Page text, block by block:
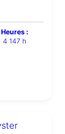
Heures :
4 147 h